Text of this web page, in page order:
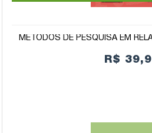
MÉTODOS DE PESQUISA EM
R$